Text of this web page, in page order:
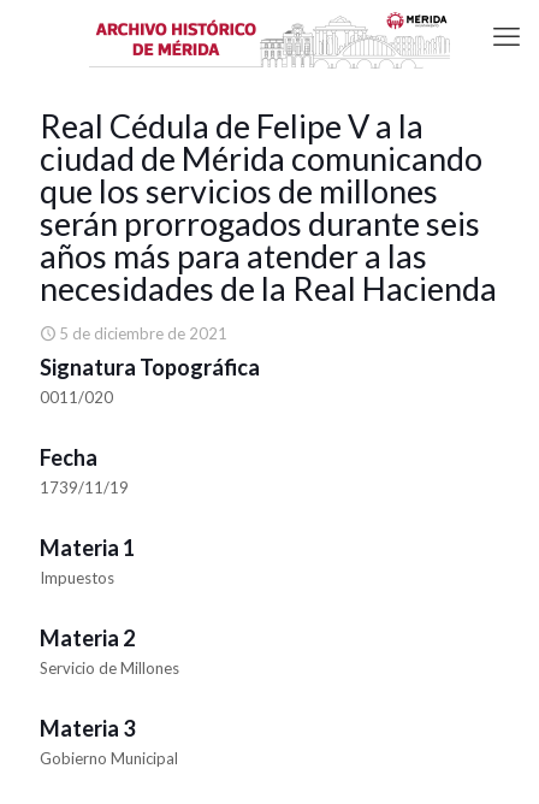
Real Cédula de Felipe V a la
ciudad de Mérida comunicando
que los servicios de millones
serán prorrogados durante seis
años más para atender a las
necesidades de la Real Hacienda
5 de diciembre de 2021
Signatura Topográfica
0011/020
Fecha
1739/11/19
Materia 1
Impuestos
Materia 2
Servicio de Millones
Materia 3
Gobierno Municipal